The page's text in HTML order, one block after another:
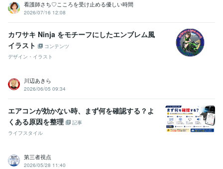
看護師さち♡こころを受け止める優しい時間
2026/07/16 12:08
カワサキ Ninja をモチーフにしたエンブレム風
イラスト
コンテンツ
デザイン・イラスト
川辺あきら
2026/06/05 09:34
エアコンが効かない時、まず何を確認する？よ
くある原因を整理
記事
ライフスタイル
第三者視点
2026/05/28 11:40